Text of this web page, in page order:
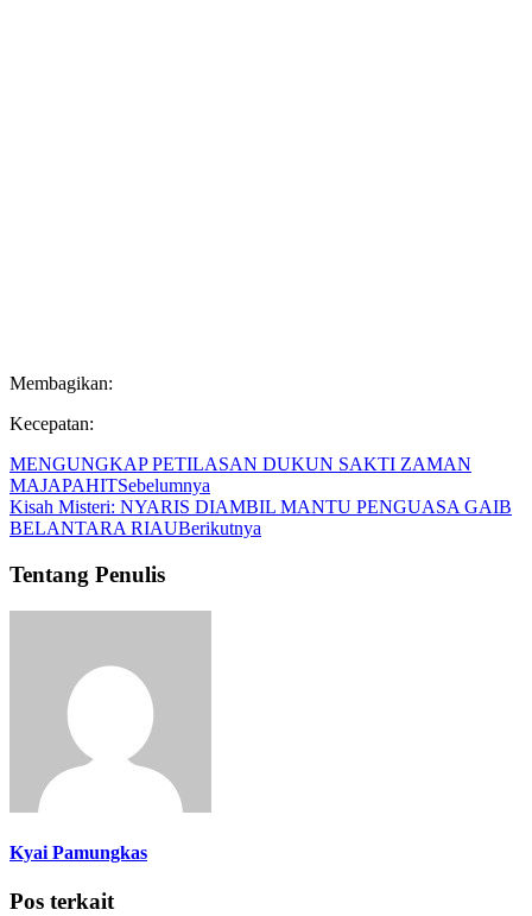
Membagikan:
Kecepatan:
MENGUNGKAP PETILASAN DUKUN SAKTI ZAMAN
MAJAPAHITSebelumnya
Kisah Misteri: NYARIS DIAMBIL MANTU PENGUASA GAIB
BELANTARA RIAUBerikutnya
Tentang Penulis
Kyai Pamungkas
Pos terkait